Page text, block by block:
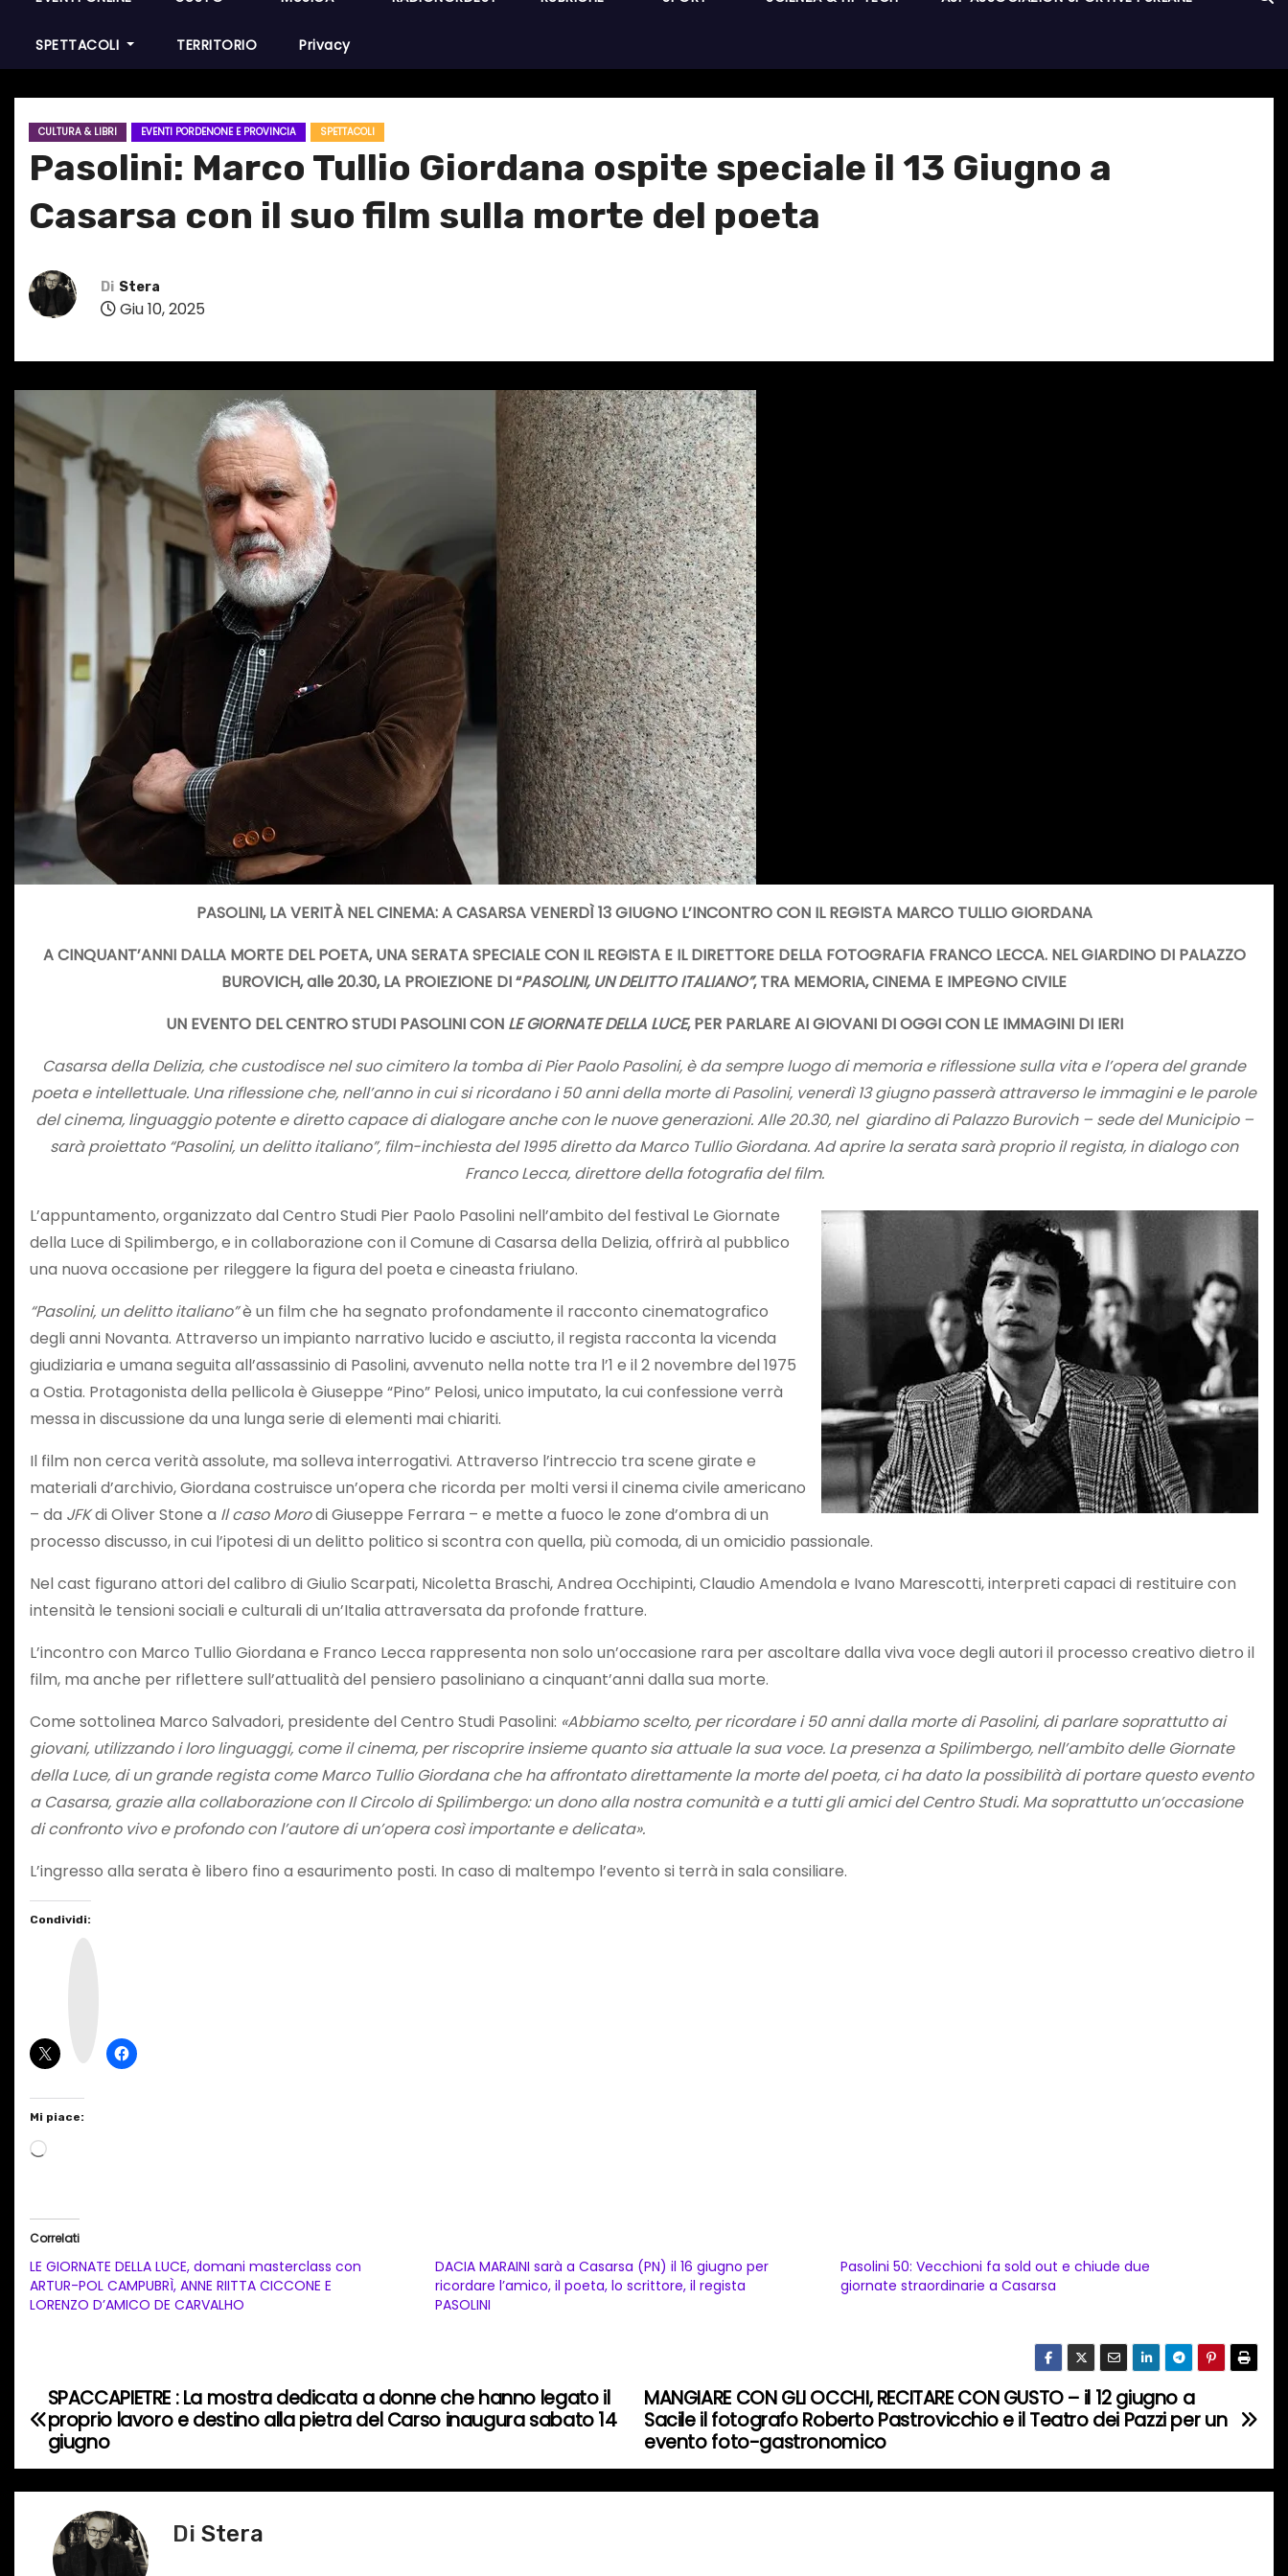
SPETTACOLI TERRITORIO Privacy
CULTURA & LIBRI EVENTI PORDENONE E PROVINCIA SPETTACOLI
Pasolini: Marco Tullio Giordana ospite speciale il 13 Giugno a
Casarsa con il suo film sulla morte del poeta
Di Stera
Giu 10, 2025
PASOLINI, LA VERITÀ NEL CINEMA: A CASARSA VENERDÌ 13 GIUGNO L’INCONTRO CON IL REGISTA MARCO TULLIO GIORDANA
A CINQUANT’ANNI DALLA MORTE DEL POETA, UNA SERATA SPECIALE CON IL REGISTA E IL DIRETTORE DELLA FOTOGRAFIA FRANCO LECCA. NEL GIARDINO DI PALAZZO
BUROVICH, alle 20.30, LA PROIEZIONE DI “PASOLINI, UN DELITTO ITALIANO”, TRA MEMORIA, CINEMA E IMPEGNO CIVILE
UN EVENTO DEL CENTRO STUDI PASOLINI CON LE GIORNATE DELLA LUCE, PER PARLARE AI GIOVANI DI OGGI CON LE IMMAGINI DI IERI
Casarsa della Delizia, che custodisce nel suo cimitero la tomba di Pier Paolo Pasolini, è da sempre luogo di memoria e riflessione sulla vita e l’opera del grande
poeta e intellettuale. Una riflessione che, nell’anno in cui si ricordano i 50 anni della morte di Pasolini, venerdì 13 giugno passerà attraverso le immagini e le parole
del cinema, linguaggio potente e diretto capace di dialogare anche con le nuove generazioni. Alle 20.30, nel giardino di Palazzo Burovich – sede del Municipio –
sarà proiettato “Pasolini, un delitto italiano”, film-inchiesta del 1995 diretto da Marco Tullio Giordana. Ad aprire la serata sarà proprio il regista, in dialogo con
Franco Lecca, direttore della fotografia del film.
L’appuntamento, organizzato dal Centro Studi Pier Paolo Pasolini nell’ambito del festival Le Giornate
della Luce di Spilimbergo, e in collaborazione con il Comune di Casarsa della Delizia, offrirà al pubblico
una nuova occasione per rileggere la figura del poeta e cineasta friulano.
“Pasolini, un delitto italiano”è un film che ha segnato profondamente il racconto cinematografico
degli anni Novanta. Attraverso un impianto narrativo lucido e asciutto, il regista racconta la vicenda
giudiziaria e umana seguita all’assassinio di Pasolini, avvenuto nella notte tra l’1 e il 2 novembre del 1975
a Ostia. Protagonista della pellicola è Giuseppe “Pino” Pelosi, unico imputato, la cui confessione verrà
messa in discussione da una lunga serie di elementi mai chiariti.
Il film non cerca verità assolute, ma solleva interrogativi. Attraverso l’intreccio tra scene girate e
materiali d’archivio, Giordana costruisce un’opera che ricorda per molti versi il cinema civile americano
– da JFKdi Oliver Stone a Il caso Morodi Giuseppe Ferrara – e mette a fuoco le zone d’ombra di un
processo discusso, in cui l’ipotesi di un delitto politico si scontra con quella, più comoda, di un omicidio passionale.
Nel cast figurano attori del calibro di Giulio Scarpati, Nicoletta Braschi, Andrea Occhipinti, Claudio Amendola e Ivano Marescotti, interpreti capaci di restituire con
intensità le tensioni sociali e culturali di un’Italia attraversata da profonde fratture.
L’incontro con Marco Tullio Giordana e Franco Lecca rappresenta non solo un’occasione rara per ascoltare dalla viva voce degli autori il processo creativo dietro il
film, ma anche per riflettere sull’attualità del pensiero pasoliniano a cinquant’anni dalla sua morte.
Come sottolinea Marco Salvadori, presidente del Centro Studi Pasolini: «Abbiamo scelto, per ricordare i 50 anni dalla morte di Pasolini, di parlare soprattutto ai
giovani, utilizzando i loro linguaggi, come il cinema, per riscoprire insieme quanto sia attuale la sua voce. La presenza a Spilimbergo, nell’ambito delle Giornate
della Luce, di un grande regista come Marco Tullio Giordana che ha affrontato direttamente la morte del poeta, ci ha dato la possibilità di portare questo evento
a Casarsa, grazie alla collaborazione con Il Circolo di Spilimbergo: un dono alla nostra comunità e a tutti gli amici del Centro Studi. Ma soprattutto un’occasione
di confronto vivo e profondo con l’autore di un’opera così importante e delicata».
L’ingresso alla serata è libero fino a esaurimento posti. In caso di maltempo l’evento si terrà in sala consiliare.
Condividi:
Mi piace:
C
a
m
t
o
n
c
Correlati
LE GIORNATE DELLA LUCE, domani masterclass con
ARTUR-POL CAMPUBRÌ, ANNE RIITTA CICCONE E
LORENZO D’AMICO DE CARVALHO
DACIA MARAINI sarà a Casarsa (PN) il 16 giugno per
ricordare l’amico, il poeta, lo scrittore, il regista
PASOLINI
Pasolini 50: Vecchioni fa sold out e chiude due
giornate straordinarie a Casarsa
N
v
MANGIARE CON GLI OCCHI, RECITARE CON GUSTO – il 12 giugno a
Sacile il fotografo Roberto Pastrovicchio e il Teatro dei Pazzi per un
evento foto-gastronomico
SPACCAPIETRE : La mostra dedicata a donne che hanno legato il
proprio lavoro e destino alla pietra del Carso inaugura sabato 14
giugno
Di Stera